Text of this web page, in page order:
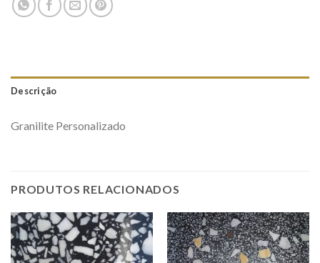
Descrição
Granilite Personalizado
PRODUTOS RELACIONADOS